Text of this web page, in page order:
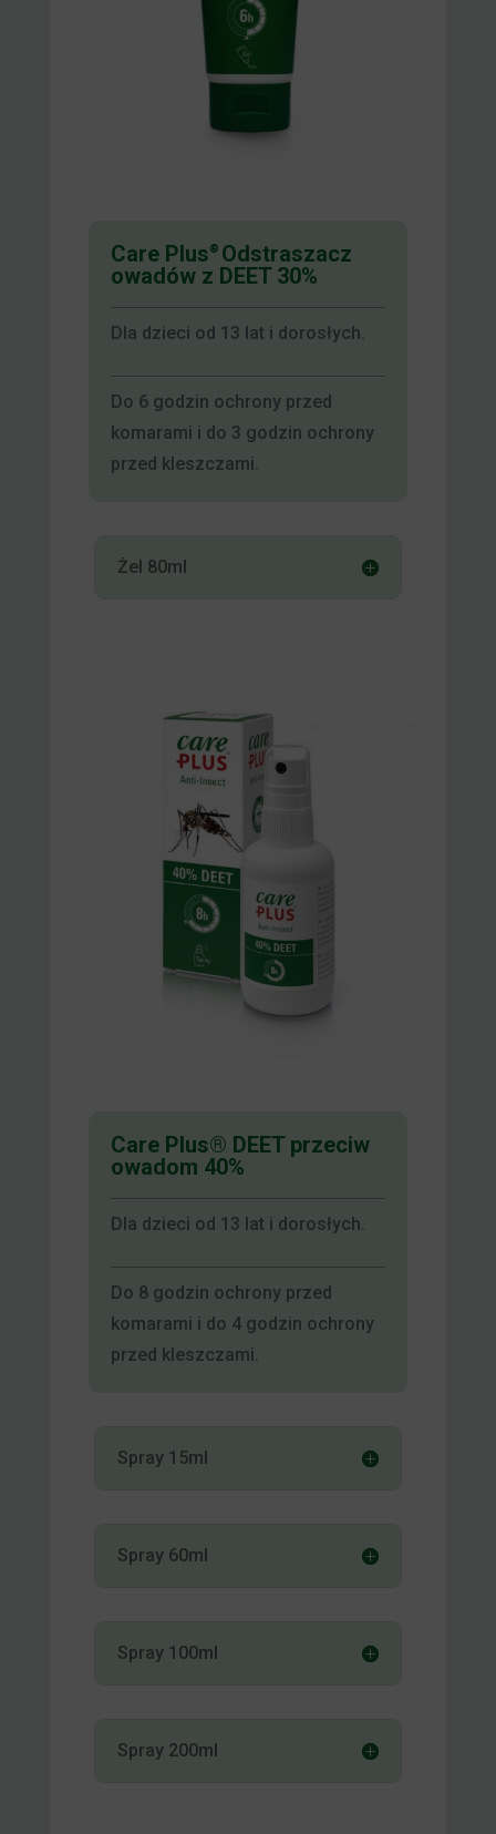
Care Plus® Odstraszacz
owadów z DEET 30%
Dla dzieci od 13 lat i dorosłych.
Do 6 godzin ochrony przed
komarami i do 3 godzin ochrony
przed kleszczami.
Żel 80ml
Care Plus® DEET przeciw
owadom 40%
Dla dzieci od 13 lat i dorosłych.
Do 8 godzin ochrony przed
komarami i do 4 godzin ochrony
przed kleszczami.
Spray 15ml
Spray 60ml
Spray 100ml
Spray 200ml